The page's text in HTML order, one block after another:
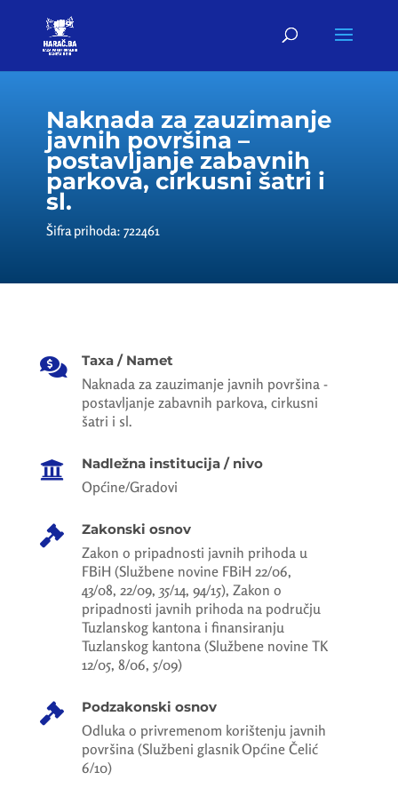
Naknada za zauzimanje
javnih površina –
postavljanje zabavnih
parkova, cirkusni šatri i
sl.
Šifra prihoda: 722461
 Taxa / Namet
Naknada za zauzimanje javnih površina -
postavljanje zabavnih parkova, cirkusni
šatri i sl.
 Nadležna institucija / nivo
Općine/Gradovi
 Zakonski osnov
Zakon o pripadnosti javnih prihoda u
FBiH (Službene novine FBiH 22/06,
43/08, 22/09, 35/14, 94/15), Zakon o
pripadnosti javnih prihoda na području
Tuzlanskog kantona i finansiranju
Tuzlanskog kantona (Službene novine TK
12/05, 8/06, 5/09)
 Podzakonski osnov
Odluka o privremenom korištenju javnih
površina (Službeni glasnik Općine Čelić
6/10)